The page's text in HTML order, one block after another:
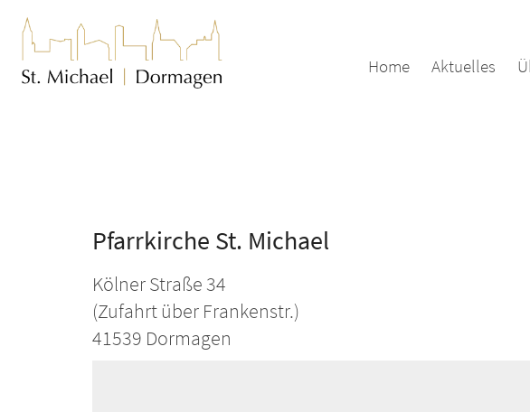
Zum Inhalt springen
Home Aktuelles
Pfarrkirche St. Michael
Kölner Straße 34
(Zufahrt über Frankenstr.)
41539 Dormagen